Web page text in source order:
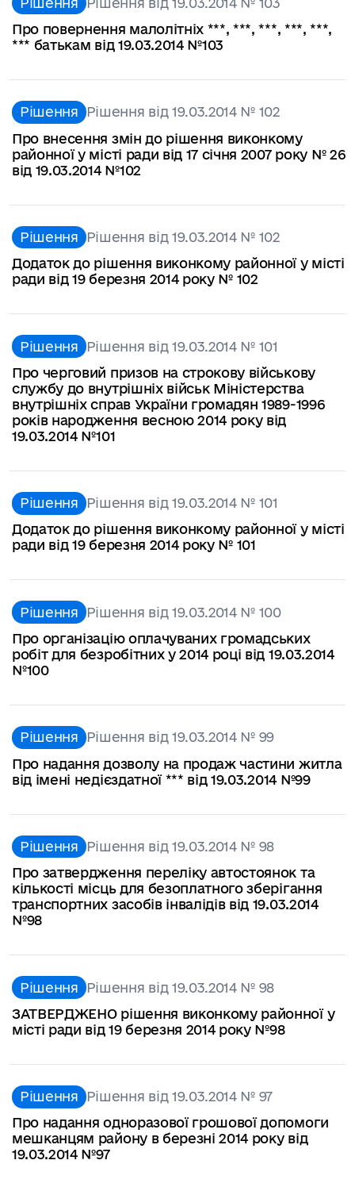
Про повернення малолітніх ***, ***, ***, ***, ***,
*** батькам від 19.03.2014 №103
Рішення Рішення від 19.03.2014 № 102
Про внесення змін до рішення виконкому
районної у місті ради від 17 січня 2007 року № 26
від 19.03.2014 №102
Рішення Рішення від 19.03.2014 № 102
Додаток до рішення виконкому районної у місті
ради від 19 березня 2014 року № 102
Рішення Рішення від 19.03.2014 № 101
Про черговий призов на строкову військову
службу до внутрішніх військ Міністерства
внутрішніх справ України громадян 1989-1996
років народження весною 2014 року від
19.03.2014 №101
Рішення Рішення від 19.03.2014 № 101
Додаток до рішення виконкому районної у місті
ради від 19 березня 2014 року № 101
Рішення Рішення від 19.03.2014 № 100
Про організацію оплачуваних громадських
робіт для безробітних у 2014 році від 19.03.2014
№100
Рішення Рішення від 19.03.2014 № 99
Про надання дозволу на продаж частини житла
від імені недієздатної *** від 19.03.2014 №99
Рішення Рішення від 19.03.2014 № 98
Про затвердження переліку автостоянок та
кількості місць для безоплатного зберігання
транспортних засобів інвалідів від 19.03.2014
№98
Рішення Рішення від 19.03.2014 № 98
ЗАТВЕРДЖЕНО рішення виконкому районної у
місті ради від 19 березня 2014 року №98
Рішення Рішення від 19.03.2014 № 97
Про надання одноразової грошової допомоги
мешканцям району в березні 2014 року від
19.03.2014 №97